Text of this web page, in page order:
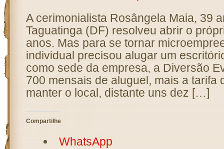
A cerimonialista Rosângela Maia, 39
Taguatinga (DF) resolveu abrir o
anos. Mas para se tornar
individual precisou alugar um
como sede da empresa, a Diversão
700 mensais de aluguel, mais a tarifa
manter o local, distante uns dez […]
Compartilhe
WhatsApp